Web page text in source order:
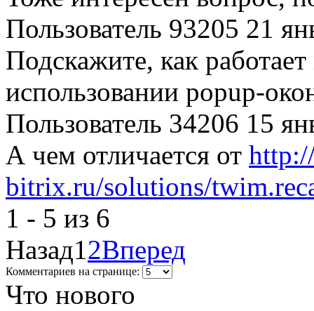
Пользователь 93205 21
Подскажите, как
использовании popup-
Пользователь 34206 15
А чем отличается от
bitrix.ru/solutions/
1 - 5 из 6
Назад12Вперед
Комментариев на странице:
Что нового